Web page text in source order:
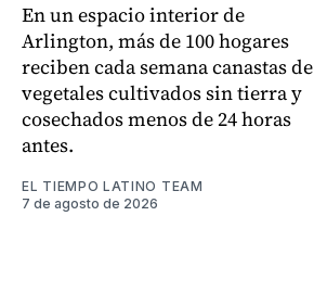
En un espacio interior de
Arlington, más de 100 hogares
reciben cada semana canastas de
vegetales cultivados sin tierra y
cosechados menos de 24 horas
antes.
EL TIEMPO LATINO TEAM
7 de agosto de 2026